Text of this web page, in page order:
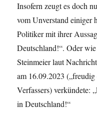
Insofern zeugt es doch
vom Unverstand einiger
Politiker mit ihrer
Deutschland!“. Oder
Steinmeier laut
am 16.09.2023
Verfassers) verkündete:
in Deutschland!“